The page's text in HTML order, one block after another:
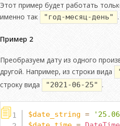
Этот пример будет работать
именно так
"год-месяц-день" .
Пример 2
Преобразуем дату из одного
другой. Например, из строки вида
строку вида
"2021-06-25" .
$date_string =